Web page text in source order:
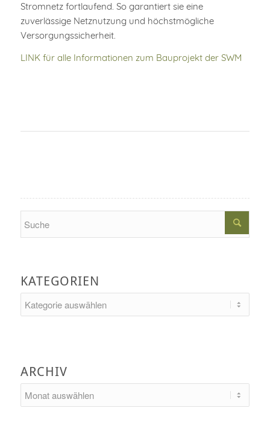
Stromnetz fortlaufend. So garantiert sie eine
zuverlässige Netznutzung und höchstmögliche
Versorgungssicherheit.
LINK für alle Informationen zum Bauprojekt der SWM
KATEGORIEN
ARCHIV